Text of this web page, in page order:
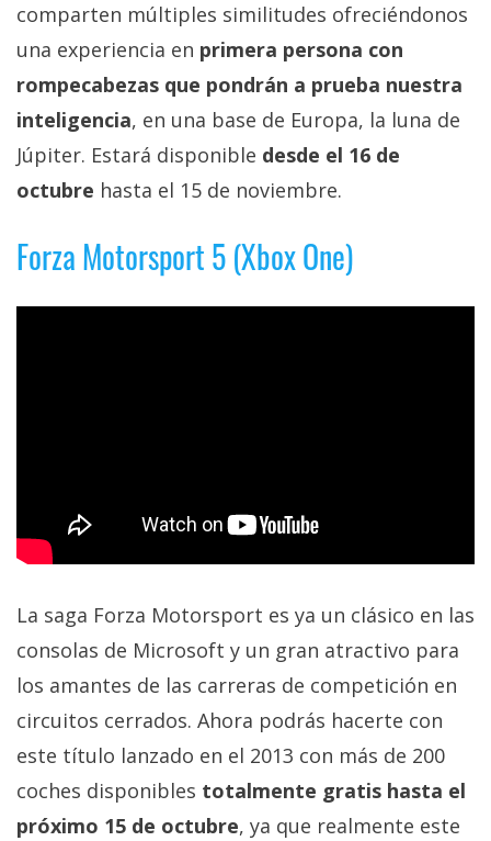
comparten múltiples similitudes ofreciéndonos
una experiencia en primera persona con
rompecabezas que pondrán a prueba nuestra
inteligencia, en una base de Europa, la luna de
Júpiter. Estará disponible desde el 16 de
octubre hasta el 15 de noviembre.
Forza Motorsport 5 (Xbox One)
La saga Forza Motorsport es ya un clásico en las
consolas de Microsoft y un gran atractivo para
los amantes de las carreras de competición en
circuitos cerrados. Ahora podrás hacerte con
este título lanzado en el 2013 con más de 200
coches disponibles totalmente gratis hasta el
próximo 15 de octubre, ya que realmente este